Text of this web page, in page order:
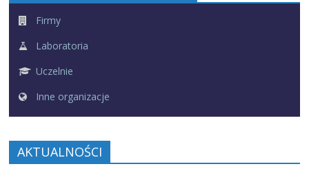
Firmy
Laboratoria
Uczelnie
Inne organizacje
AKTUALNOŚCI